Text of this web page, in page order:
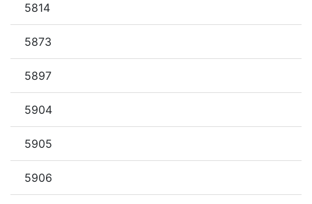
5814
5873
5897
5904
5905
5906